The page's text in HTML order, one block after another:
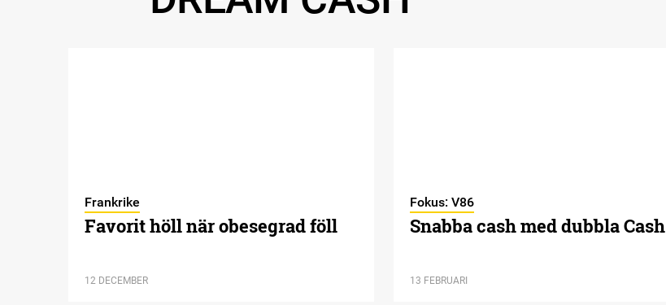
Frankrike
Favorit höll när obesegrad föll
12 DECEMBER
Fokus: V86
Snabba cash med dubbla Cash
13 FEBRUARI